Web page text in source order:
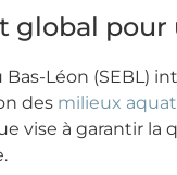
pour
Léon (SEBL)
des milieux
vise à garantir la